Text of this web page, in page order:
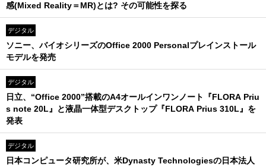
感(Mixed Reality＝MR)とは? その可能性を探る
デジタル
ソニー、バイオシリーズのOffice 2000 Personalプレインストール
モデルを発売
デジタル
日立、“Office 2000”搭載のA4オールインワンノート『FLORA Priu
s note 20L』と液晶一体型デスクトップ『FLORA Prius 310L』を
発表
デジタル
日本コンピュータ研究所が、米Dynasty Technologiesの日本法人